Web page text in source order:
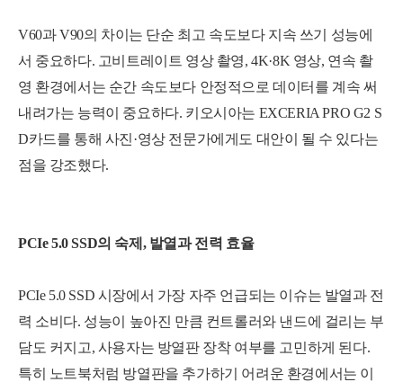
V60과 V90의 차이는 단순 최고 속도보다 지속 쓰기 성능에
서 중요하다. 고비트레이트 영상 촬영, 4K·8K 영상, 연속 촬
영 환경에서는 순간 속도보다 안정적으로 데이터를 계속 써
내려가는 능력이 중요하다. 키오시아는 EXCERIA PRO G2 S
D카드를 통해 사진·영상 전문가에게도 대안이 될 수 있다는
점을 강조했다.
PCIe 5.0 SSD의 숙제, 발열과 전력 효율
PCIe 5.0 SSD 시장에서 가장 자주 언급되는 이슈는 발열과 전
력 소비다. 성능이 높아진 만큼 컨트롤러와 낸드에 걸리는 부
담도 커지고, 사용자는 방열판 장착 여부를 고민하게 된다.
특히 노트북처럼 방열판을 추가하기 어려운 환경에서는 이